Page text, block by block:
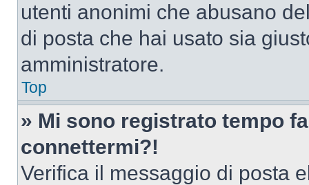
utenti anonimi che abusano
di posta che hai usato sia
amministratore.
Top
» Mi sono registrato tempo
connettermi?!
Verifica il messaggio di posta